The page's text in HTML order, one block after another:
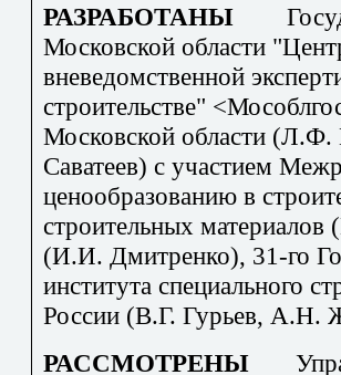
РАЗРАБОТАНЫ
Московской области
вневедомственной
строительстве"
Московской области
Саватеев) с участием
ценообразованию в
строительных
(И.И. Дмитренко), 31-го
института специального
России (В.Г. Гурьев, А.Н.
РАССМОТРЕНЫ